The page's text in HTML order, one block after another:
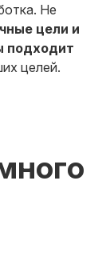
Не
цели и
подходит
целей.